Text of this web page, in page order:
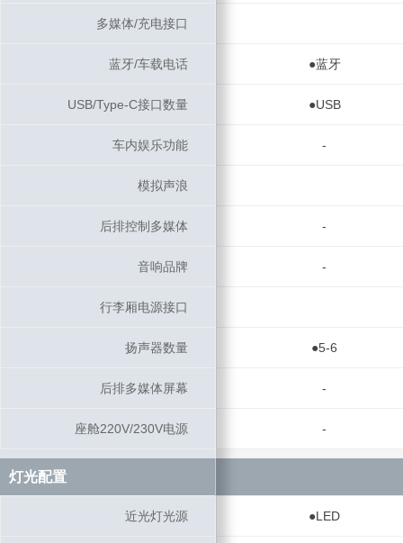
多媒体/充电接口
蓝牙/车载电话 ●蓝牙
USB/Type-C接口数量 ●USB
车内娱乐功能 -
模拟声浪
后排控制多媒体 -
音响品牌 -
行李厢电源接口
扬声器数量 ●5-6
后排多媒体屏幕 -
座舱220V/230V电源 -
灯光配置
近光灯光源 ●LED
多媒体/充电接口
蓝牙/车载电话
USB/Type-C接口数量
车内娱乐功能
模拟声浪
后排控制多媒体
音响品牌
行李厢电源接口
扬声器数量
后排多媒体屏幕
座舱220V/230V电源
灯光配置
近光灯光源